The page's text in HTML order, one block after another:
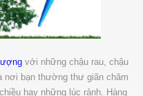
với những chậu rau, chậu
nơi bạn thường thư giãn chăm
hay những lúc rảnh. Hàng